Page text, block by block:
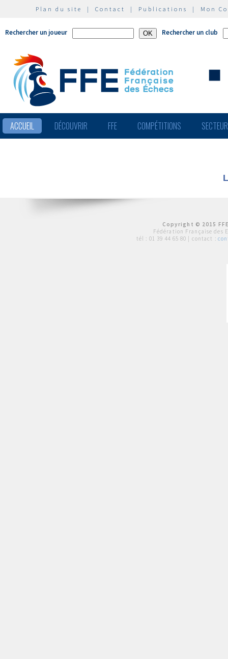
Plan du site | Contact | Publications | Mon
Rechercher un joueur Rechercher un club
ACCUEIL DÉCOUVRIR FFE COMPÉTITIONS
Copyright © 2015
Fédération Française des
tél : 01 39 44 65 80 | contact :